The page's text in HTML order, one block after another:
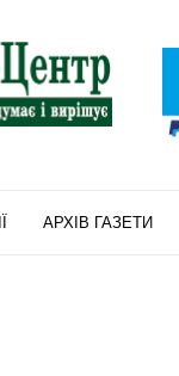
АРХІВ ГАЗЕТИ